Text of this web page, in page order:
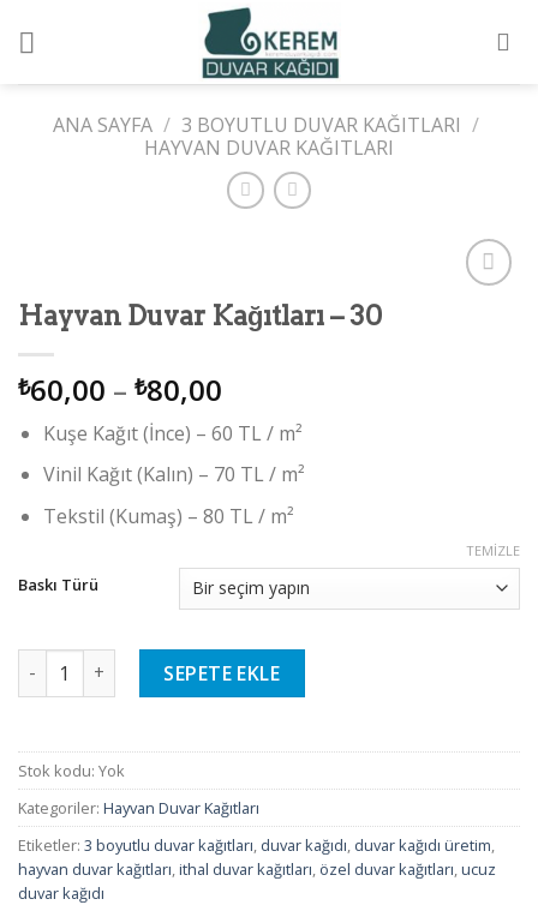
ANA SAYFA / 3 BOYUTLU DUVAR KAĞITLARI /
HAYVAN DUVAR KAĞITLARI
Hayvan Duvar Kağıtları – 30
₺60,00 – ₺80,00
Kuşe Kağıt (İnce) – 60 TL / m²
Vinil Kağıt (Kalın) – 70 TL / m²
Tekstil (Kumaş) – 80 TL / m²
Baskı Türü
TEMIZLE
Hayvan Duvar Kağıtları - 30 adet
SEPETE EKLE
Stok kodu: Yok
Kategoriler: Hayvan Duvar Kağıtları
Etiketler: 3 boyutlu duvar kağıtları duvar kağıdı duvar kağıdı üretim
hayvan duvar kağıtları ithal duvar kağıtları özel duvar kağıtları ucuz
duvar kağıdı